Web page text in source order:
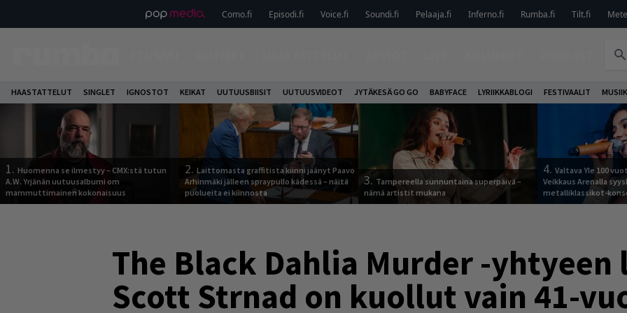
Como.fi Episodi.fi Voice.fi Soundi.fi Pelaaja.fi Inferno.fi Rumba.fi Tilt.fi
HAASTATTELUT SINGLET IGNOSTOT KEIKAT UUTUUSBIISIT UUTUUSVIDEOT JYTÄKESÄ GO GO BABYFACE LYRIIKKABLOGI FESTIVAALIT
1. Huomenna se ilmestyy – CMX:stä tutun
A.W. Yrjänän uutuusalbumi om
mammuttimainen kokonaisuus
2. Laittomasta graffitista kiinni jäänyt Paavo
Arhinmäki jälleen spraypullo kädessä – näitä
puolueita ei kiinnosta
3. Tampereella sunnuntaina superpäivä –
nämä artistit mukana
4. Valtava Yle 100
Veikkaus Arenalla
metalliklassikot-
The Black Dahlia Murder -
Scott Strnad on kuollut vain 41-